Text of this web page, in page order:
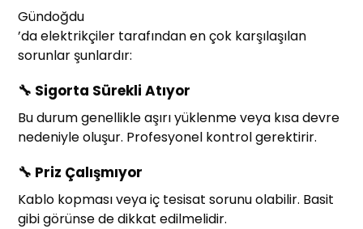
Gündoğdu
’da elektrikçiler tarafından en çok karşılaşılan
sorunlar şunlardır:
🔧 Sigorta Sürekli Atıyor
Bu durum genellikle aşırı yüklenme veya kısa devre
nedeniyle oluşur. Profesyonel kontrol gerektirir.
🔧 Priz Çalışmıyor
Kablo kopması veya iç tesisat sorunu olabilir. Basit
gibi görünse de dikkat edilmelidir.